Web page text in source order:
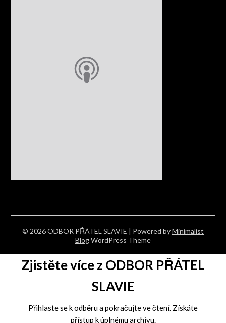
© 2026 ODBOR PŘÁTEL SLAVIE | Powered byMinimalist
BlogWordPress Theme
Zjistěte více z ODBOR PŘÁTEL
SLAVIE
Přihlaste se k odběru a pokračujte ve čtení. Získáte
přístup k úplnému archivu.